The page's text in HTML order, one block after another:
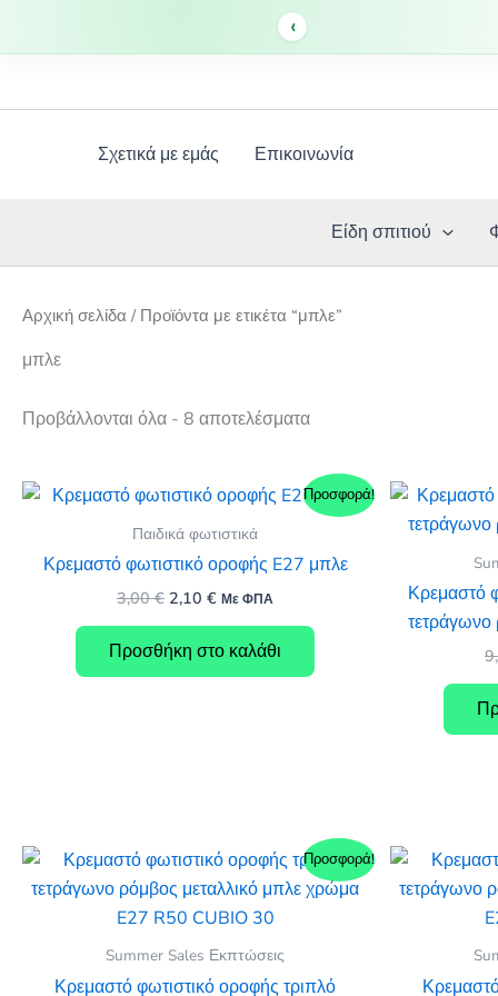
‹
Σχετικά με εμάς
Επικοινωνία
Είδη σπιτιού
Αρχική σελίδα / Προϊόντα με ετικέτα “μπλε”
μπλε
Προβάλλονται όλα - 8 αποτελέσματα
Προσφορά!
Παιδικά φωτιστικά
Κρεμαστό φωτιστικό οροφής E27 μπλε
3,00€ Original
was:
3,00 €.
2,10 €Η
είναι:
2,10 €.
Με ΦΠΑ
Προσθήκη στο καλάθι
Κρεμαστό
Προσφορά!
Summer Sales Εκπτώσεις
Κρεμαστό φωτιστικό οροφής τριπλό